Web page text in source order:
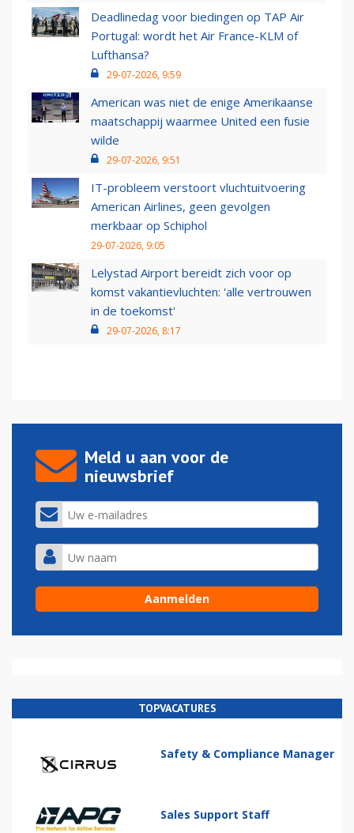
Deadlinedag voor biedingen op TAP Air
Portugal: wordt het Air France-KLM of
Lufthansa?
29-07-2026, 9:59
American was niet de enige Amerikaanse
maatschappij waarmee United een fusie
wilde
29-07-2026, 9:51
IT-probleem verstoort vluchtuitvoering
American Airlines, geen gevolgen
merkbaar op Schiphol
29-07-2026, 9:05
Lelystad Airport bereidt zich voor op
komst vakantievluchten: 'alle vertrouwen
in de toekomst'
29-07-2026, 8:17
Meld u aan voor de
nieuwsbrief
TOPVACATURES
Safety & Compliance Manager
Sales Support Staff